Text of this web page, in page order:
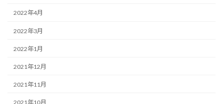
2022年4月
2022年3月
2022年1月
2021年12月
2021年11月
2021年10月